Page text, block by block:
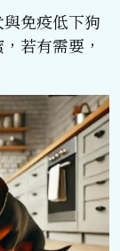
免疫低下狗
若有需要，